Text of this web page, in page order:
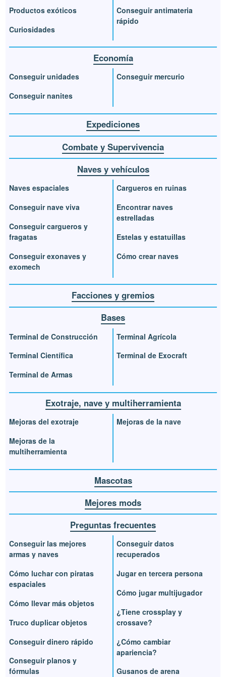
Productos exóticos
Curiosidades
Conseguir antimateria
rápido
Economía
Conseguir unidades
Conseguir nanites
Conseguir mercurio
Expediciones
Combate y Supervivencia
Naves y vehículos
Naves espaciales
Conseguir nave viva
Conseguir cargueros y
fragatas
Conseguir exonaves y
exomech
Cargueros en ruinas
Encontrar naves
estrelladas
Estelas y estatuillas
Cómo crear naves
Facciones y gremios
Bases
Terminal de Construcción
Terminal Científica
Terminal de Armas
Terminal Agrícola
Terminal de Exocraft
Exotraje, nave y multiherramienta
Mejoras del exotraje
Mejoras de la
multiherramienta
Mejoras de la nave
Mascotas
Mejores mods
Preguntas frecuentes
Conseguir las mejores
armas y naves
Cómo luchar con piratas
espaciales
Cómo llevar más objetos
Truco duplicar objetos
Conseguir dinero rápido
Conseguir planos y
fórmulas
Conseguir datos
recuperados
Jugar en tercera persona
Cómo jugar multijugador
¿Tiene crossplay y
crossave?
¿Cómo cambiar
apariencia?
Gusanos de arena